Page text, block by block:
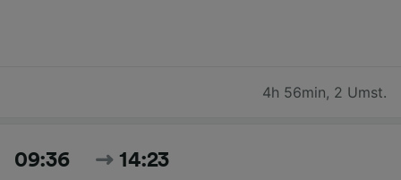
4h 56min, 2 Umst.
09:36 14:23